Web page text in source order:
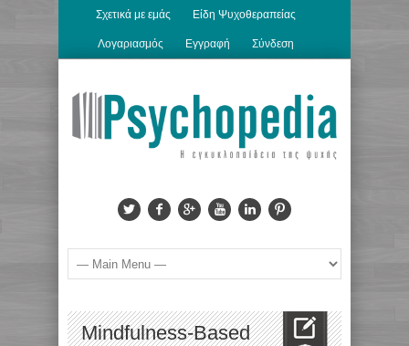
Σχετικά με εμάς Είδη Ψυχοθεραπείας
Λογαριασμός Εγγραφή Σύνδεση
Mindfulness-Based